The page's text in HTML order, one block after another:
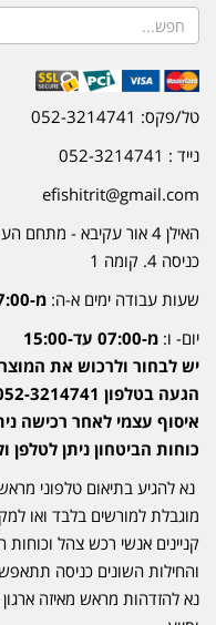
טל/פקס: 052-3214741
נייד : 052-3214741
efishitrit@gmail.com
כניסה 4. קומה 1
שעות עבודה ימים א-ה: מ-07:00 עד-20:00
יום- ו: מ-07:00 עד-15:00
יש לבחור ולרכוש את
הגעה בטלפון 052-3214741
איסוף עצמי לאחר רכישה
כוחות הביטחון ניתן
נא להגיע בתיאום טלפוני
מוגבלת למורשים בלבד ואו
קניינים אנשי רכש צהל
והחילות השונים כניסה
נא להזדהות מראש מאיזה